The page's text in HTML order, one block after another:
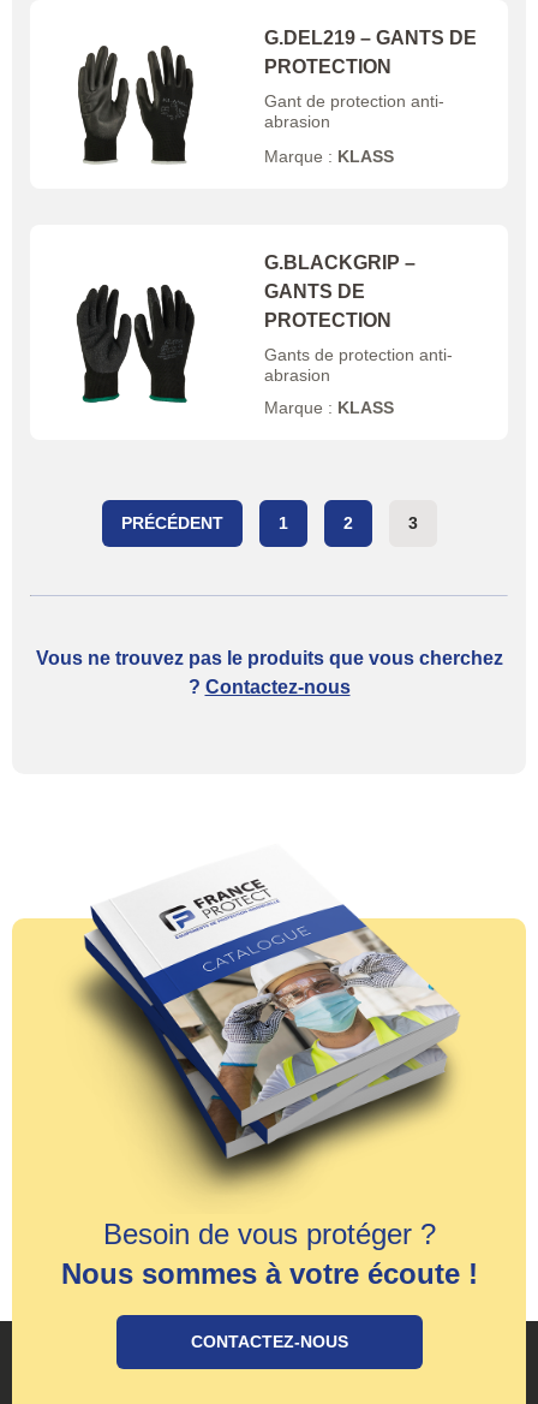
G.DEL219 – GANTS DE
PROTECTION
Gant de protection anti-
abrasion
Marque : KLASS
G.BLACKGRIP –
GANTS DE
PROTECTION
Gants de protection anti-
abrasion
Marque : KLASS
Posts
PRÉCÉDENT 1 2 3
Vous ne trouvez pas le produits que vous cherchez
? Contactez-nous
Besoin de vous protéger ?
Nous sommes à votre écoute !
CONTACTEZ-NOUS